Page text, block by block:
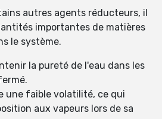
autres agents réducteurs, il
importantes de matières
le système.
la pureté de l'eau dans les
une faible volatilité, ce qui
aux vapeurs lors de sa